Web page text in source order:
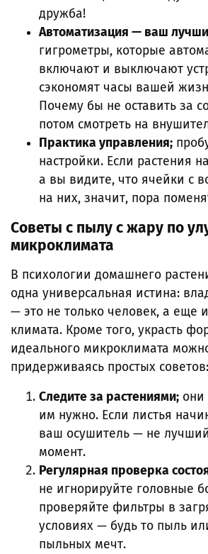
дружба!
Автоматизация — ваш
гигрометры, которые
включают и выключают
сэкономят часы вашей
Почему бы не оставить за
потом смотреть на
Практика управления;
настройки. Если растения
а вы видите, что ячейки с
на них, значит, пора
Советы с пылу с жару по
микроклимата
В психологии домашнего
одна универсальная истина:
— это не только человек, а еще
климата. Кроме того, украсть
идеального микроклимата
придерживаясь простых советов:
Следите за растениями; они
им нужно. Если листья
ваш осушитель — не лучший
момент.
Регулярная проверка
не игнорируйте головные
проверяйте фильтры в
условиях — будь то пыль
пыльных мечт.